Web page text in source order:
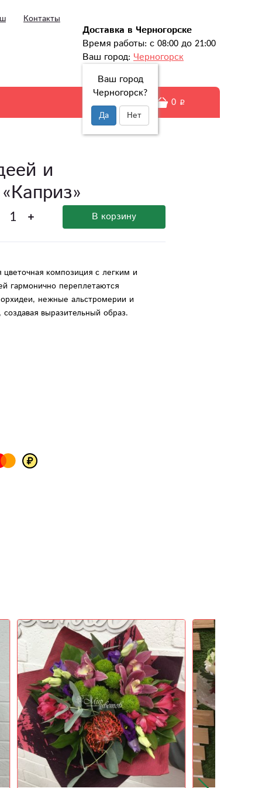
Контакты
Доставка в Черногорске
Время работы: с 08:00 до 21:00
Ваш город: Черногорск
Ваш город
Черногорск?
Да Нет
0
и
В корзину
композиция с легким и
гармонично переплетаются
нежные альстромерии и
выразительный образ.